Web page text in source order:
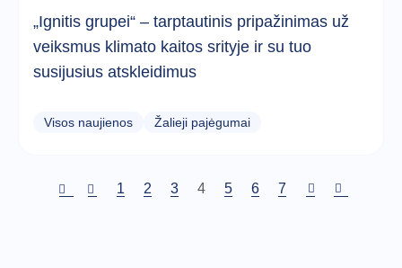
„Ignitis grupei“ – tarptautinis pripažinimas už
veiksmus klimato kaitos srityje ir su tuo
susijusius atskleidimus
Visos naujienos Žalieji pajėgumai
Puslapis
1 Puslapis
2 Puslapis
3
Dabartinis
4 Puslapis
5 Puslapis
6 Puslapis
7